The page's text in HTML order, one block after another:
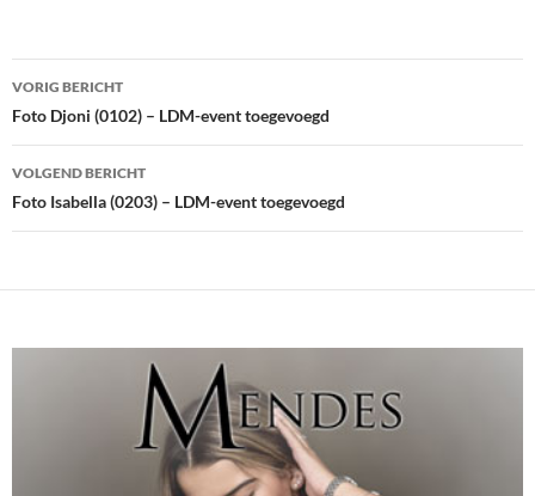
Bericht
navigatie
VORIG BERICHT
Foto Djoni (0102) – LDM-event toegevoegd
VOLGEND BERICHT
Foto Isabella (0203) – LDM-event toegevoegd